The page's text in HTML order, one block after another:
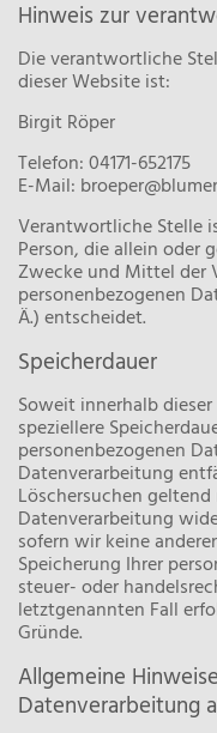
Hinweis zur
Die verantwortliche
dieser Website ist:
Birgit Röper
Telefon: 04171-652175
E-Mail:
Verantwortliche Stelle
Person, die allein oder
Zwecke und Mittel der
personenbezogenen
Ä.) entscheidet.
Speicherdauer
Soweit innerhalb
speziellere
personenbezogenen
Datenverarbeitung
Löschersuchen
Datenverarbeitung
sofern wir keine
Speicherung Ihrer
steuer- oder
letztgenannten Fall
Gründe.
Allgemeine
Datenverarbeitung